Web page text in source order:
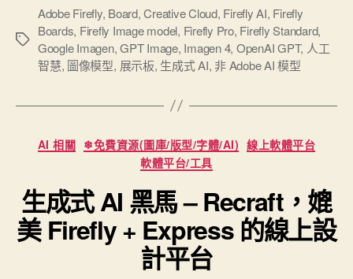
Adobe
Firefly
圖
像
模
&
Ultra：
標
Adobe Firefly, Board,Creative Cloud, Firefly AI, Firefly
Boards, Firefly Image model, Firefly Pro, Firefly Standard,
Google Imagen,GPT Image, Imagen 4, OpenAI GPT, 人工
智慧, 圖像模型, 展示板, 生成式 AI, 非 Adob​​e AI 模型
分
類
AI 相關 ❄免費資源(圖庫/版型/字體/AI) 線上軟體平台
軟體平台/工具
生成式 AI 黑馬 – Recraft，媲
美 Firefly + Express 的線上設
計平台